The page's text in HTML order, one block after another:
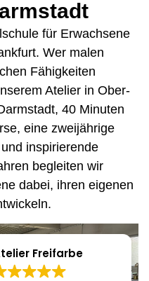
für Erwachsene
Wer malen
Fähigkeiten
Atelier in Ober-
40 Minuten
eine zweijährige
inspirierende
begleiten wir
dabei, ihren eigenen
Freifarbe